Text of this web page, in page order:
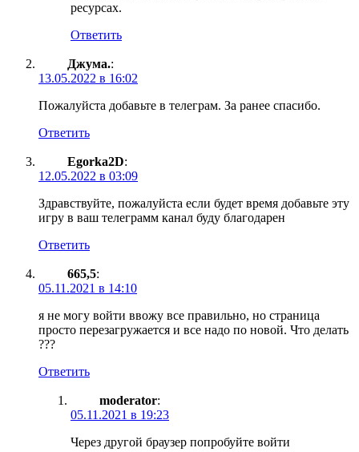
ресурсах.
Ответить
Джума.:
13.05.2022 в 16:02
Пожалуйста добавьте в телеграм. За ранее спасибо.
Ответить
Egorka2D:
12.05.2022 в 03:09
Здравствуйте, пожалуйста если будет время добавьте эту
игру в ваш телеграмм канал буду благодарен
Ответить
665,5:
05.11.2021 в 14:10
я не могу войти ввожу все правильно, но страница
просто перезагружается и все надо по новой. Что делать
???
Ответить
moderator:
05.11.2021 в 19:23
Через другой браузер попробуйте войти